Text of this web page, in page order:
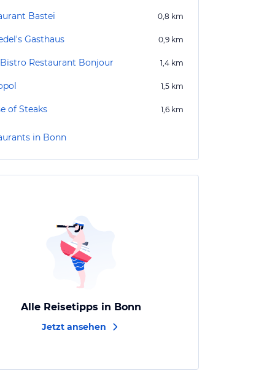
Bastei 0,8 km
Gasthaus 0,9 km
Restaurant Bonjour 1,4 km
1,5 km
of Steaks 1,6 km
in Bonn
Alle Reisetipps in Bonn
Jetzt ansehen